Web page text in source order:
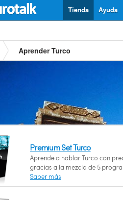
Ayuda
Tienda
Aprender Turco
Premium Set Turco
Aprende a hablar Turco con
gracias a la mezcla de 5
Saber más